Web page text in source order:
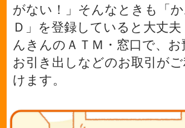
がない！」そんなときも「か
Ｄ」を登録していると大丈夫
んきんのＡＴＭ・窓口で、お
お引き出しなどのお取引が
けます。